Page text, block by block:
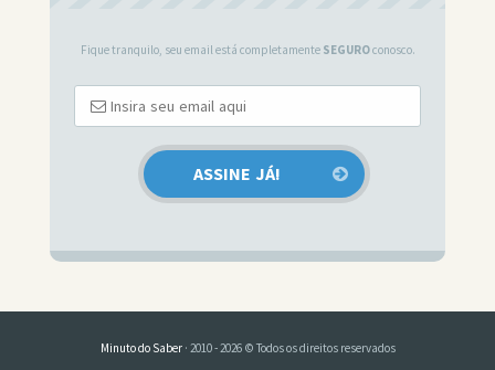
Fique tranquilo, seu email está completamente SEGUROconosco.
Minuto do Saber· 2010 - 2026 © Todos os direitos reservados